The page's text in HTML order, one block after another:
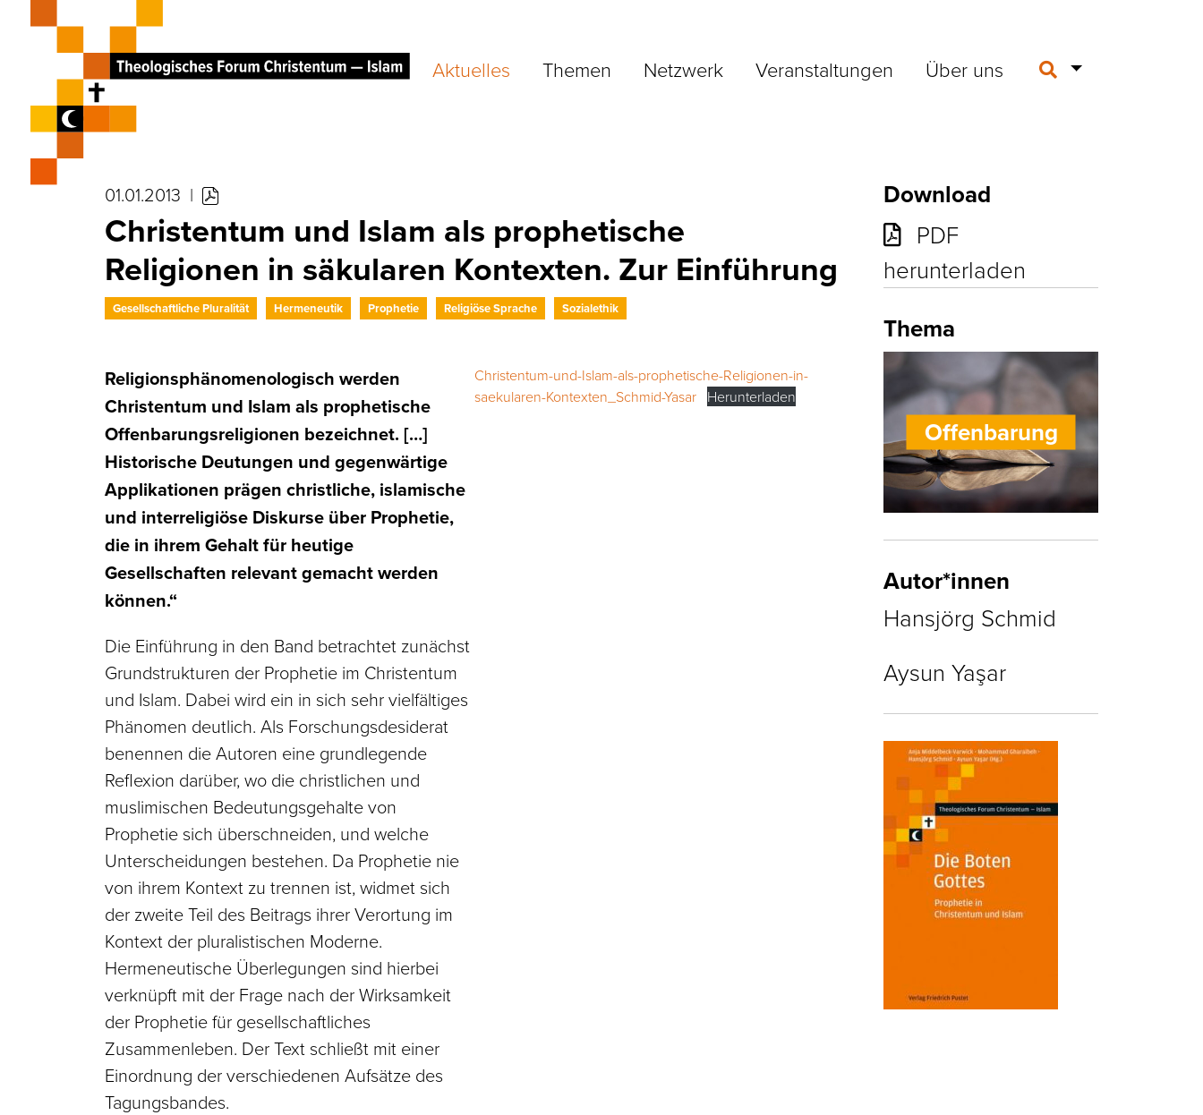
Aktuelles Themen Netzwerk Veranstaltungen Über uns
01.01.2013 |
Christentum und Islam als prophetische
Religionen in säkularen Kontexten. Zur Einführung
Gesellschaftliche Pluralität Hermeneutik Prophetie Religiöse Sprache Sozialethik
Religionsphänomenologisch werden
Christentum und Islam als prophetische
Offenbarungsreligionen bezeichnet. […]
Historische Deutungen und gegenwärtige
Applikationen prägen christliche, islamische
und interreligiöse Diskurse über Prophetie,
die in ihrem Gehalt für heutige
Gesellschaften relevant gemacht werden
können.“
Die Einführung in den Band betrachtet zunächst
Grundstrukturen der Prophetie im Christentum
und Islam. Dabei wird ein in sich sehr vielfältiges
Phänomen deutlich. Als Forschungsdesiderat
benennen die Autoren eine grundlegende
Reflexion darüber, wo die christlichen und
muslimischen Bedeutungsgehalte von
Prophetie sich überschneiden, und welche
Unterscheidungen bestehen. Da Prophetie nie
von ihrem Kontext zu trennen ist, widmet sich
der zweite Teil des Beitrags ihrer Verortung im
Kontext der pluralistischen Moderne.
Hermeneutische Überlegungen sind hierbei
verknüpft mit der Frage nach der Wirksamkeit
der Prophetie für gesellschaftliches
Zusammenleben. Der Text schließt mit einer
Einordnung der verschiedenen Aufsätze des
Tagungsbandes.
Christentum-und-Islam-als-prophetische-Religionen-in-
saekularen-Kontexten_Schmid-Yasar
Herunterladen
Download
PDF
herunterladen
Thema
Offenbarung
Autor*innen
Hansjörg Schmid
Aysun Yaşar